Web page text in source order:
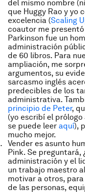
del mismo nombre
que Huggy Rao y yo
excelencia (Scaling
coautor me
Parkinson fue un
administración
de 60 libros. Para
ampliación, me
argumentos, su
sarcasmo inglés
predecibles de los
administrativa.
principio de Peter,
(yo escribí el
se puede leer aquí),
mucho mejor.
Vender es asunto
Pink. Se preguntará,
administración y el
un trabajo maestro
motivar a otros,
de las personas,